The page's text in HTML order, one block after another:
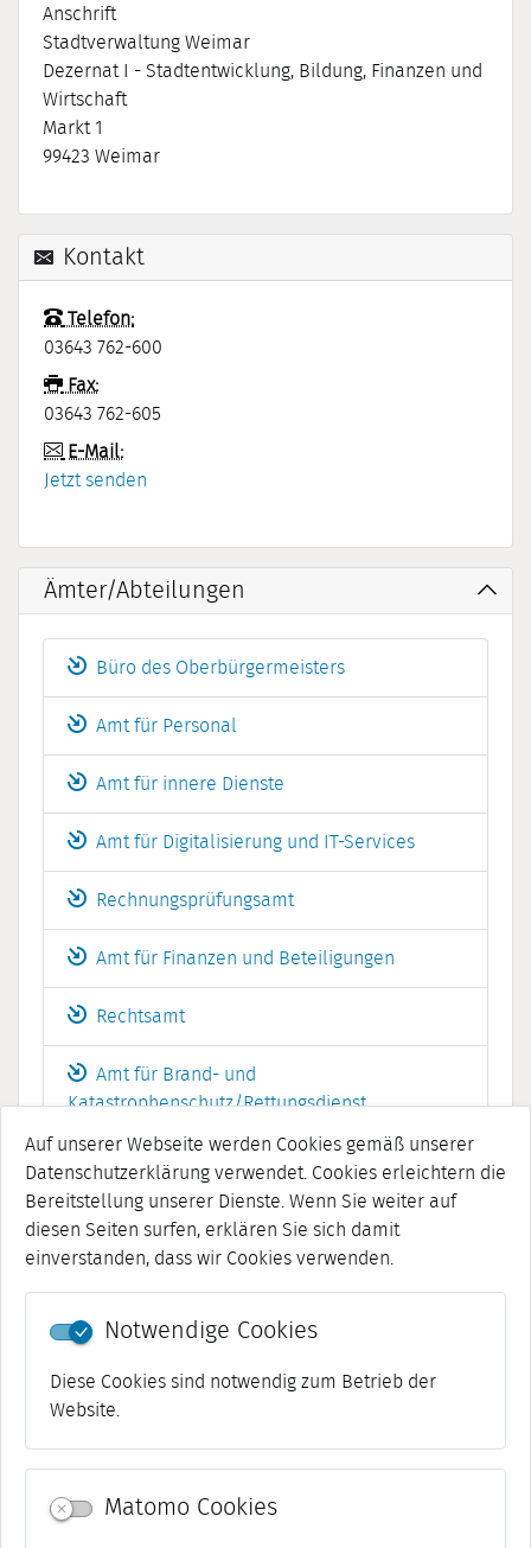
Auf unserer Webseite werden Cookies gemäß unserer
Datenschutzerklärung verwendet. Cookies erleichtern die
Bereitstellung unserer Dienste. Wenn Sie weiter auf
diesen Seiten surfen, erklären Sie sich damit
einverstanden, dass wir Cookies verwenden.
Notwendige Cookies
Diese Cookies sind notwendig zum Betrieb der
Website.
Matomo Cookies
Anschrift
Stadtverwaltung Weimar
Dezernat I - Stadtentwicklung, Bildung, Finanzen und
Wirtschaft
Markt 1
99423 Weimar
Kontakt
Telefon:
03643 762-600
Fax:
03643 762-605
E-Mail:
Jetzt senden
Ämter/Abteilungen
Büro des Oberbürgermeisters
Amt für Personal
Amt für innere Dienste
Amt für Digitalisierung und IT-Services
Rechnungsprüfungsamt
Amt für Finanzen und Beteiligungen
Rechtsamt
Amt für Brand- und
Katastrophenschutz/Rettungsdienst
Sport- und Schulverwaltungsamt
Stadtentwicklungsamt
zurück